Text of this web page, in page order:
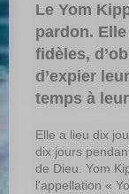
Le Yom
pardon.
fidèles,
d’expier
temps à
Elle a lieu dix
dix jours
de Dieu. Yom
l'appellation «